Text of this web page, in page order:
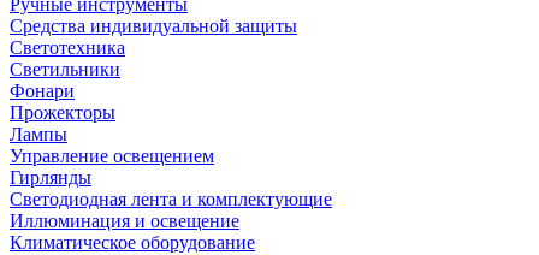
Ручные инструменты
Средства индивидуальной защиты
Светотехника
Светильники
Фонари
Прожекторы
Лампы
Управление освещением
Гирлянды
Светодиодная лента и комплектующие
Иллюминация и освещение
Климатическое оборудование